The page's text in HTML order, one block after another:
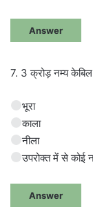
Answer
7. 3 क्रोड़ नम्य
भूरा
काला
नीला
उपरोक्त में से कोई
Answer